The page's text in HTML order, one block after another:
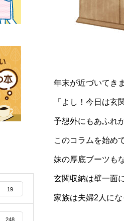
年末が近づいてき
「よし！今日は
予想外にもあふれ
このコラムを始め
妹の厚底ブーツも
玄関収納は壁一面
家族は夫婦2人に
19
248